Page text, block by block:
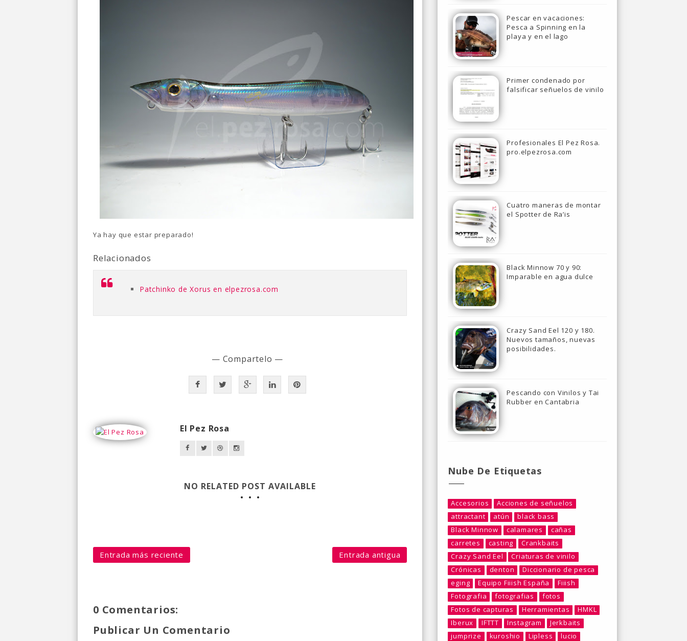
Ya hay que estar preparado!
Relacionados
Patchinko de Xorus en elpezrosa.com
— Compartelo —
El Pez Rosa
NO RELATED POST AVAILABLE
Entrada más reciente Entrada antigua
0 Comentarios:
Publicar Un Comentario
Pescar en vacaciones:
Pesca a Spinning en la
playa y en el lago
Primer condenado por
falsificar señuelos de vinilo
Profesionales El Pez Rosa.
pro.elpezrosa.com
Cuatro maneras de montar
el Spotter de Ra’is
Black Minnow 70 y 90:
Imparable en agua dulce
Crazy Sand Eel 120 y 180.
Nuevos tamaños, nuevas
posibilidades.
Pescando con Vinilos y Tai
Rubber en Cantabria
Nube De Etiquetas
Accesorios
Acciones de señuelos
attractant
atún
black bass
Black Minnow
calamares
cañas
carretes
casting
Crankbaits
Crazy Sand Eel
Criaturas de vinilo
Crónicas
denton
Diccionario de pesca
eging
Equipo Fiiish España
Fiiish
Fotografia
fotografias
fotos
Fotos de capturas
Herramientas
HMKL
Iberux
IFTTT Instagram
Jerkbaits
jumprize
kuroshio Lipless
lucio